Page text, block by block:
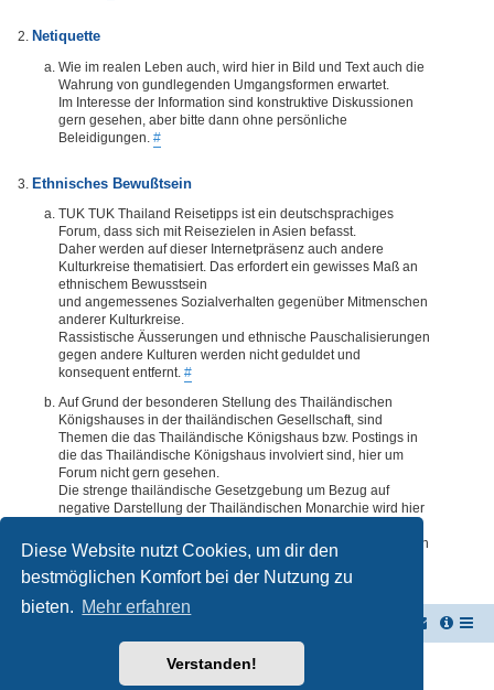
Diese Website nutzt Cookies, um dir den
bestmöglichen Komfort bei der Nutzung zu
bieten. Mehr erfahren
Verstanden!
Netiquette
Wie im realen Leben auch, wird hier in Bild und Text auch die
Wahrung von gundlegenden Umgangsformen erwartet.
Im Interesse der Information sind konstruktive Diskussionen
gern gesehen, aber bitte dann ohne persönliche
Beleidigungen. #
Ethnisches Bewußtsein
TUK TUK Thailand Reisetipps ist ein deutschsprachiges
Forum, dass sich mit Reisezielen in Asien befasst.
Daher werden auf dieser Internetpräsenz auch andere
Kulturkreise thematisiert. Das erfordert ein gewisses Maß an
ethnischem Bewusstsein
und angemessenes Sozialverhalten gegenüber Mitmenschen
anderer Kulturkreise.
Rassistische Äusserungen und ethnische Pauschalisierungen
gegen andere Kulturen werden nicht geduldet und
konsequent entfernt. #
Auf Grund der besonderen Stellung des Thailändischen
Königshauses in der thailändischen Gesellschaft, sind
Themen die das Thailändische Königshaus bzw. Postings in
die das Thailändische Königshaus involviert sind, hier um
Forum nicht gern gesehen.
Die strenge thailändische Gesetzgebung um Bezug auf
negative Darstellung der Thailändischen Monarchie wird hier
deren Inhalte diesbezüglich auch nur ansatzweise bedenklich
erscheinen, kommentarlos entfernt. #
Powered byphpBB® Forum Software © phpBB Limited
Deutsche Übersetzung durchphpBB.de